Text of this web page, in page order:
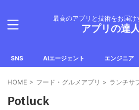
最高のアプリと技術をお届け
アプリの達
SNS AIエージェント エンジニア
HOME > フード・グルメアプリ > ランチサ
Potluck